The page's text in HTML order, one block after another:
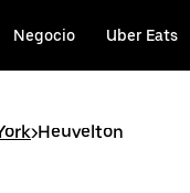
Negocio Uber Eats
>Heuvelton